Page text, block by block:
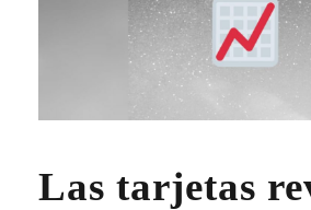
Las tarjetas